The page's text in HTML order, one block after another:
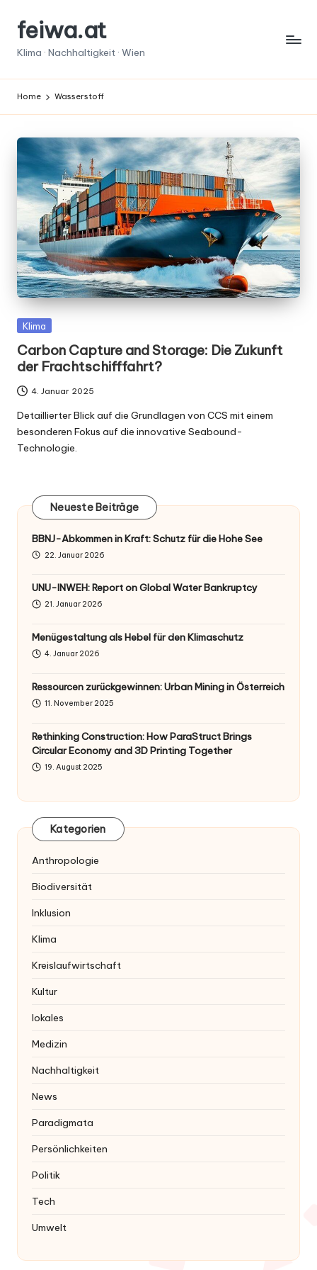
Skipfeiwa.at
Klima · Nachhaltigkeit · Wien
Home Wasserstoff
Posted
Klima
Carbon Capture and Storage: Die Zukunft
der Frachtschifffahrt?
4. Januar 2025
Detaillierter Blick auf die Grundlagen von CCS mit einem
besonderen Fokus auf die innovative Seabound-
Technologie.
Neueste Beiträge
BBNJ-Abkommen in Kraft: Schutz für die Hohe See
22. Januar 2026
UNU-INWEH: Report on Global Water Bankruptcy
21. Januar 2026
Menügestaltung als Hebel für den Klimaschutz
4. Januar 2026
Ressourcen zurückgewinnen: Urban Mining in Österreich
11. November 2025
Rethinking Construction: How ParaStruct Brings
Circular Economy and 3D Printing Together
19. August 2025
Kategorien
Anthropologie
Biodiversität
Inklusion
Klima
Kreislaufwirtschaft
Kultur
lokales
Medizin
Nachhaltigkeit
News
Paradigmata
Persönlichkeiten
Politik
Tech
Umwelt